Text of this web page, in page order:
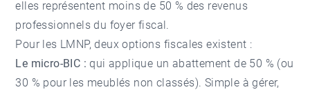
elles représentent moins de 50 % des revenus
professionnels du foyer fiscal.
Pour les LMNP, deux options fiscales existent :
Le micro-BIC : qui applique un abattement de 50 % (ou
30 % pour les meublés non classés). Simple à gérer,